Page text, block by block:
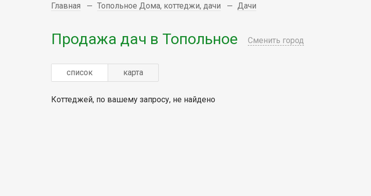
Главная Топольное Дома, коттеджи, дачи Дачи
Продажа дач в Топольное Сменить город
список карта
Коттеджей, по вашему запросу, не найдено